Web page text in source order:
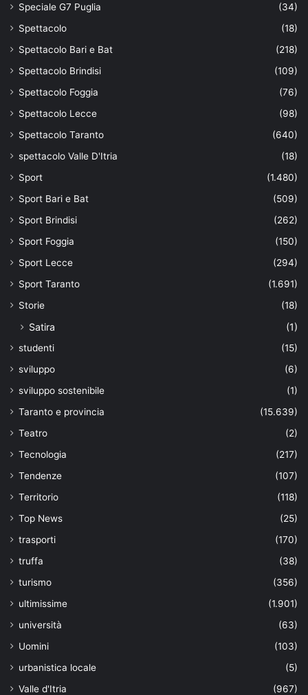
Speciale G7 Puglia
(34)
Spettacolo
(18)
Spettacolo Bari e Bat
(218)
Spettacolo Brindisi
(109)
Spettacolo Foggia
(76)
Spettacolo Lecce
(98)
Spettacolo Taranto
(640)
spettacolo Valle D'Itria
(18)
Sport
(1.480)
Sport Bari e Bat
(509)
Sport Brindisi
(262)
Sport Foggia
(150)
Sport Lecce
(294)
Sport Taranto
(1.691)
Storie
(18)
Satira (1)
studenti
(15)
sviluppo
(6)
sviluppo sostenibile
(1)
Taranto e provincia
(15.639)
Teatro
(2)
Tecnologia
(217)
Tendenze
(107)
Territorio
(118)
Top News
(25)
trasporti
(170)
truffa
(38)
turismo
(356)
ultimissime
(1.901)
università
(63)
Uomini
(103)
urbanistica locale
(5)
Valle d'Itria
(967)